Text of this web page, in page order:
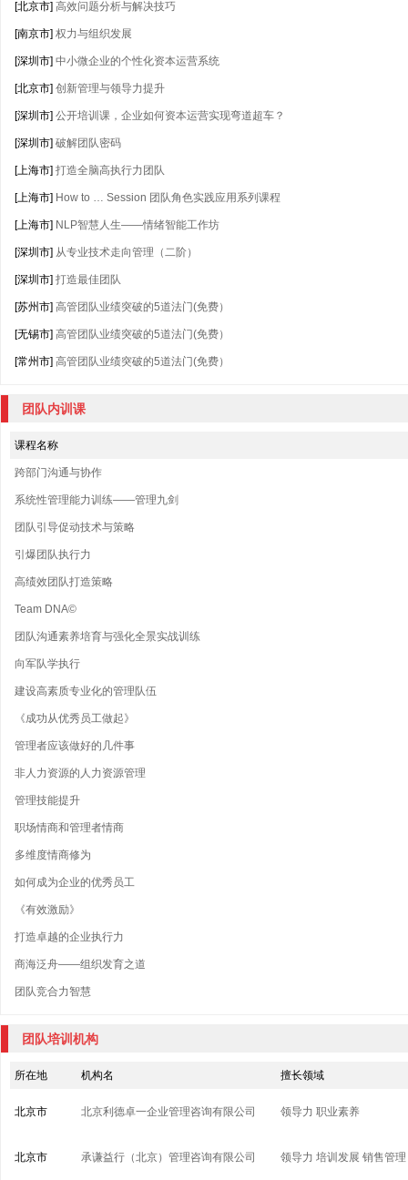
[北京市] 高效问题分析与解决技巧
[南京市] 权力与组织发展
[深圳市] 中小微企业的个性化资本运营系统
[北京市] 创新管理与领导力提升
[深圳市] 公开培训课，企业如何资本运营实现弯道超车？
[深圳市] 破解团队密码
[上海市] 打造全脑高执行力团队
[上海市] How to … Session 团队角色实践应用系列课程
[上海市] NLP智慧人生——情绪智能工作坊
[深圳市] 从专业技术走向管理（二阶）
[深圳市] 打造最佳团队
[苏州市] 高管团队业绩突破的5道法门(免费）
[无锡市] 高管团队业绩突破的5道法门(免费）
[常州市] 高管团队业绩突破的5道法门(免费）
团队内训课
课程名称
跨部门沟通与协作
系统性管理能力训练——管理九剑
团队引导促动技术与策略
引爆团队执行力
高绩效团队打造策略
Team DNA©
团队沟通素养培育与强化全景实战训练
向军队学执行
建设高素质专业化的管理队伍
《成功从优秀员工做起》
管理者应该做好的几件事
非人力资源的人力资源管理
管理技能提升
职场情商和管理者情商
多维度情商修为
如何成为企业的优秀员工
《有效激励》
打造卓越的企业执行力
商海泛舟——组织发育之道
团队竞合力智慧
团队培训机构
所在地 机构名 擅长领域
北京市 北京利德卓一企业管理咨询有限公司 领导力 职业素养
北京市 承谦益行（北京）管理咨询有限公司 领导力 培训发展 销售管理